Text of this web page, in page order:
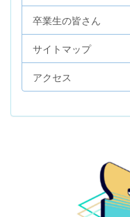
卒業生の皆さん
サイトマップ
アクセス